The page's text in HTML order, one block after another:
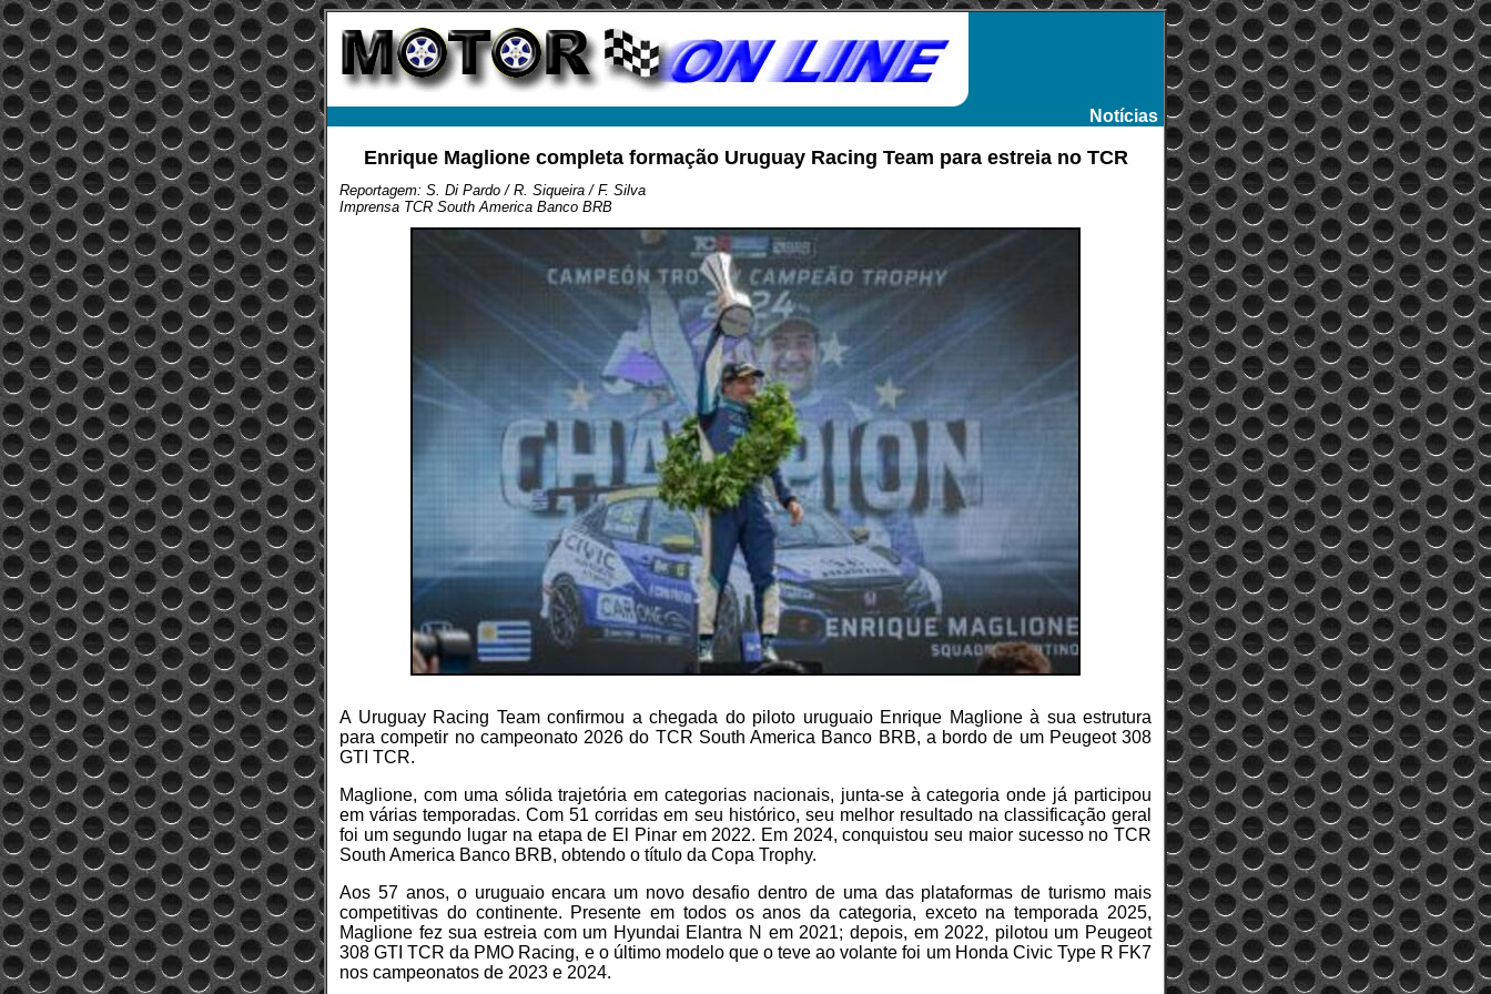
Notícias
Enrique Maglione completa formação Uruguay Racing Team para estreia no TCR
Reportagem: S. Di Pardo / R. Siqueira / F. Silva
Imprensa TCR South America Banco BRB
A Uruguay Racing Team confirmou a chegada do piloto uruguaio Enrique Maglione à sua estrutura
para competir no campeonato 2026 do TCR South America Banco BRB, a bordo de um Peugeot 308
GTI TCR.
Maglione, com uma sólida trajetória em categorias nacionais, junta-se à categoria onde já participou
em várias temporadas. Com 51 corridas em seu histórico, seu melhor resultado na classificação geral
foi um segundo lugar na etapa de El Pinar em 2022. Em 2024, conquistou seu maior sucesso no TCR
South America Banco BRB, obtendo o título da Copa Trophy.
Aos 57 anos, o uruguaio encara um novo desafio dentro de uma das plataformas de turismo mais
competitivas do continente. Presente em todos os anos da categoria, exceto na temporada 2025,
Maglione fez sua estreia com um Hyundai Elantra N em 2021; depois, em 2022, pilotou um Peugeot
308 GTI TCR da PMO Racing, e o último modelo que o teve ao volante foi um Honda Civic Type R FK7
nos campeonatos de 2023 e 2024.